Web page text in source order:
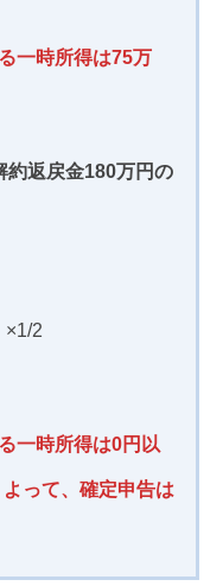
一時所得は75万
約返戻金180万円の
×1/2
一時所得は0円以
って、確定申告は